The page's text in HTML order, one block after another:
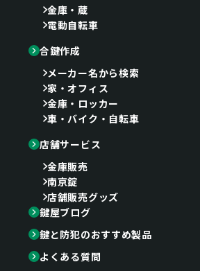
金庫・蔵
電動自転車
合鍵作成
メーカー名から検索
家・オフィス
金庫・ロッカー
車・バイク・自転車
店舗サービス
金庫販売
南京錠
店舗販売グッズ
鍵屋ブログ
鍵と防犯のおすすめ製品
よくある質問